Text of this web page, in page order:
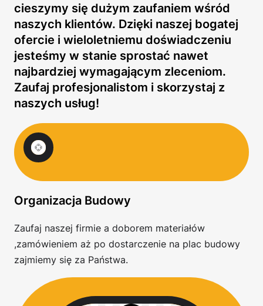
cieszymy się dużym zaufaniem wśród
naszych klientów. Dzięki naszej bogatej
ofercie i wieloletniemu doświadczeniu
jesteśmy w stanie sprostać nawet
najbardziej wymagającym zleceniom.
Zaufaj profesjonalistom i skorzystaj z
naszych usług!
Organizacja Budowy
Zaufaj naszej firmie a doborem materiałów
,zamówieniem aż po dostarczenie na plac budowy
zajmiemy się za Państwa.